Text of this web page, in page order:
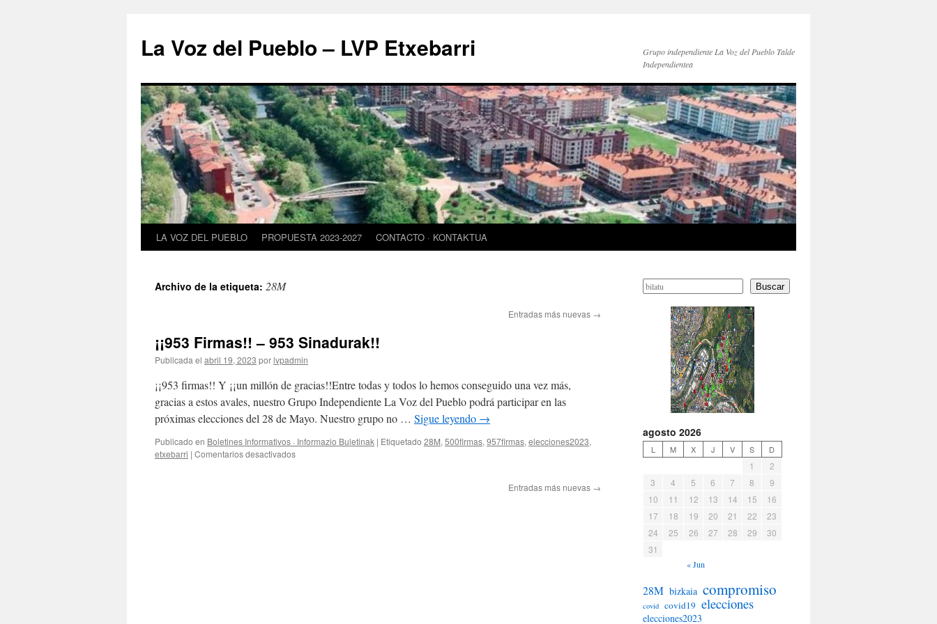
contenido
La Voz del Pueblo – LVP Etxebarri
Grupo independiente La Voz del Pueblo Talde
Independientea
LA VOZ DEL PUEBLO PROPUESTA 2023-2027 CONTACTO · KONTAKTUA
Archivo de la etiqueta: 28M
Entradas más nuevas →
¡¡953 Firmas!! – 953 Sinadurak!!
Publicada el abril 19, 2023 porlvpadmin
¡¡953 firmas!! Y ¡¡un millón de gracias!!Entre todas y todos lo hemos conseguido una vez más,
gracias a estos avales, nuestro Grupo Independiente La Voz del Pueblo podrá participar en las
próximas elecciones del 28 de Mayo. Nuestro grupo no … Sigue leyendo →
Publicado en Boletines Informativos · Informazio Buletinak | Etiquetado 28M, 500firmas, 957firmas, elecciones2023,
etxebarri | Comentarios desactivadosen
Entradas más nuevas →
Buscar
agosto 2026
L M X J V S D
1
2
3
4 5 6 7 8
9
10
11 12 13 14 15
16
17
18 19 20 21 22
23
24
25 26 27 28 29
30
31
« Jun
28M bizkaia compromiso
covid covid19 elecciones
elecciones2023